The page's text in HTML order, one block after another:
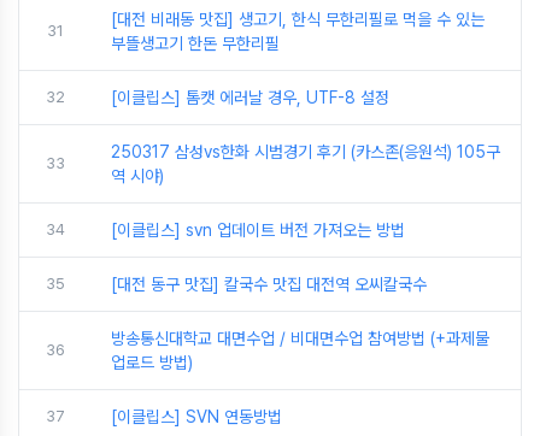
31
[대전 비래동 맛집] 생고기, 한식 무한리필로 먹을 수 있는
부뜰생고기 한돈 무한리필
32 [이클립스] 톰캣 에러날 경우, UTF-8 설정
33
250317 삼성vs한화 시범경기 후기 (카스존(응원석) 105구
역 시야)
34 [이클립스] svn 업데이트 버전 가져오는 방법
35 [대전 동구 맛집] 칼국수 맛집 대전역 오씨칼국수
36
방송통신대학교 대면수업 / 비대면수업 참여방법 (+과제물
업로드 방법)
37 [이클립스] SVN 연동방법